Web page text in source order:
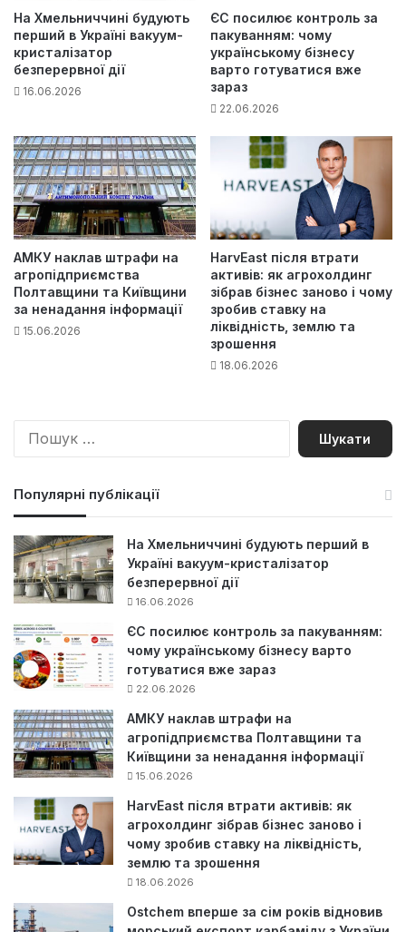
На Хмельниччині будують
перший в Україні вакуум-
кристалізатор
безперервної дії
16.06.2026
ЄС посилює контроль за
пакуванням: чому
українському бізнесу
варто готуватися вже
зараз
22.06.2026
АМКУ наклав штрафи на
агропідприємства
Полтавщини та Київщини
за ненадання інформації
15.06.2026
HarvEast після втрати
активів: як агрохолдинг
зібрав бізнес заново і чому
зробив ставку на
ліквідність, землю та
зрошення
18.06.2026
П
Популярні публікації
На Хмельниччині будують перший в
Україні вакуум-кристалізатор
безперервної дії
16.06.2026
ЄС посилює контроль за пакуванням:
чому українському бізнесу варто
готуватися вже зараз
22.06.2026
АМКУ наклав штрафи на
агропідприємства Полтавщини та
Київщини за ненадання інформації
15.06.2026
HarvEast після втрати активів: як
агрохолдинг зібрав бізнес заново і
чому зробив ставку на ліквідність,
землю та зрошення
18.06.2026
Ostchem вперше за сім років відновив